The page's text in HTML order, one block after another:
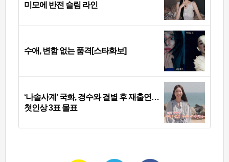
미모에 반전 슬림 라인
수애, 변함 없는 품격[스타화보]
‘나솔사계’ 국화, 경수와 결별 후 재출연…
첫인상 3표 몰표